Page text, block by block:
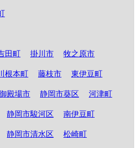
田町 掛川市 牧之原市
根本町 藤枝市 東伊豆町
殿場市 静岡市葵区 河津町
静岡市駿河区 南伊豆町
静岡市清水区 松崎町